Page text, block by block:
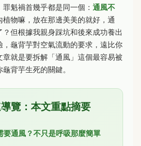
魁禍首幾乎都是同一個： 通風不
植物嘛，放在那邊美美的就好，通
但根據我親身踩坑和後來成功養出
，龜背芋對空氣流動的要求，遠比你
就是要拆解「通風」這個最容易被
背芋生死的關鍵。
覽：本文重點摘要
要通風？不只是呼吸那麼簡單